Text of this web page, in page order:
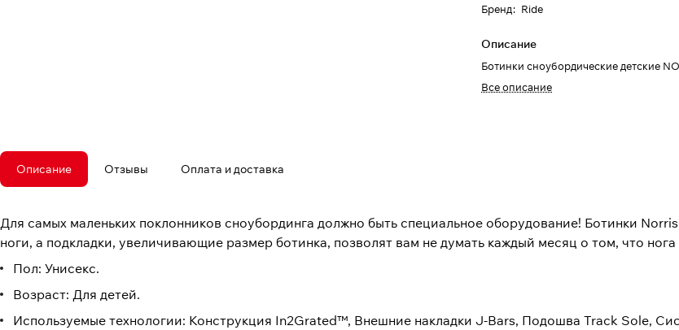
Бренд: Ride
Описание
Ботинки сноубордические детские
Все описание
Описание Отзывы Оплата и доставка
Для самых маленьких поклонников сноубординга должно быть специальное оборудование! Ботинки
ноги, а подкладки, увеличивающие размер ботинка, позволят вам не думать каждый месяц о том, что нога
Пол: Унисекс.
Возраст: Для детей.
Используемые технологии: Конструкция In2Grated™, Внешние накладки J-Bars, Подошва Track Sole,